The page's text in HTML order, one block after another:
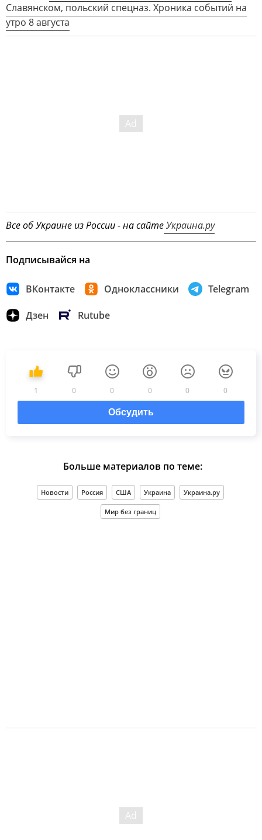
Славянском, польский спецназ. Хроника событий на
утро 8 августа
Все об Украине из России - на сайтеУкраина.ру
Подписывайся на
ВКонтакте Одноклассники Telegram
Дзен Rutube
1 0 0 0 0 0
Обсудить
Больше материалов по теме:
Новости Россия США Украина Украина.ру
Мир без границ